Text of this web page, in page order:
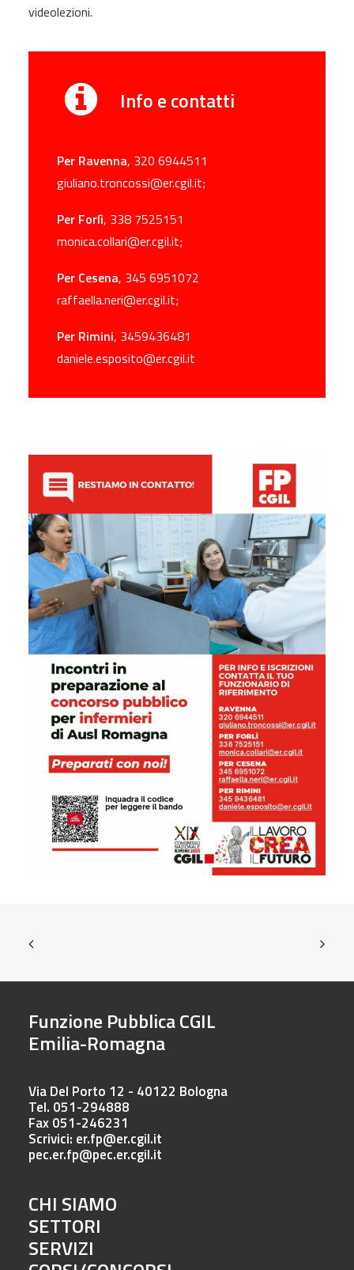
videolezioni.
Info e contatti
Per Ravenna, 320 6944511
giuliano.troncossi@er.cgil.it;
Per Forlì, 338 7525151
monica.collari@er.cgil.it;
Per Cesena, 345 6951072
raffaella.neri@er.cgil.it;
Per Rimini, 3459436481
daniele.esposito@er.cgil.it
Funzione Pubblica CGIL
Emilia-Romagna
Via Del Porto 12 - 40122 Bologna
Tel. 051-294888
Fax 051-246231
Scrivici: er.fp@er.cgil.it
pec.er.fp@pec.er.cgil.it
CHI SIAMO
SETTORI
SERVIZI